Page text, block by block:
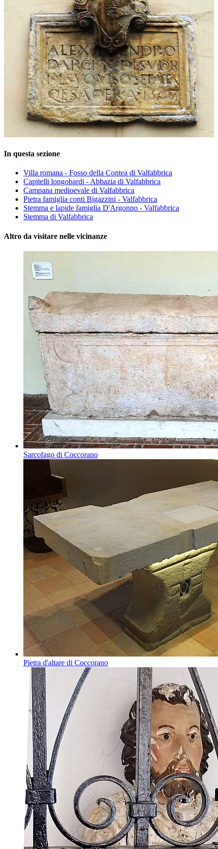
In questa sezione
Villa romana - Fosso della Contea di Valfabbrica
Capitelli longobardi - Abbazia di Valfabbrica
Campana medioevale di Valfabbrica
Pietra famiglia conti Bigazzini - Valfabbrica
Stemma e lapide famiglia D'Argonno - Valfabbrica
Stemma di Valfabbrica
Altro da visitare nelle vicinanze
Sarcofago di Coccorano
Pietra d'altare di Coccorano